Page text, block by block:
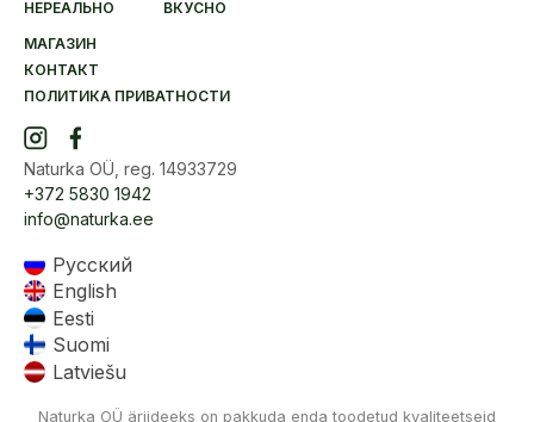
НЕРЕАЛЬНО ВКУСНО
МАГАЗИН
КОНТАКТ
ПОЛИТИКА ПРИВАТНОСТИ
Naturka OÜ, reg. 14933729
+372 5830 1942
info@naturka.ee
Русский
English
Eesti
Suomi
Latviešu
Naturka OÜ äriideeks on pakkuda enda toodetud kvaliteetseid